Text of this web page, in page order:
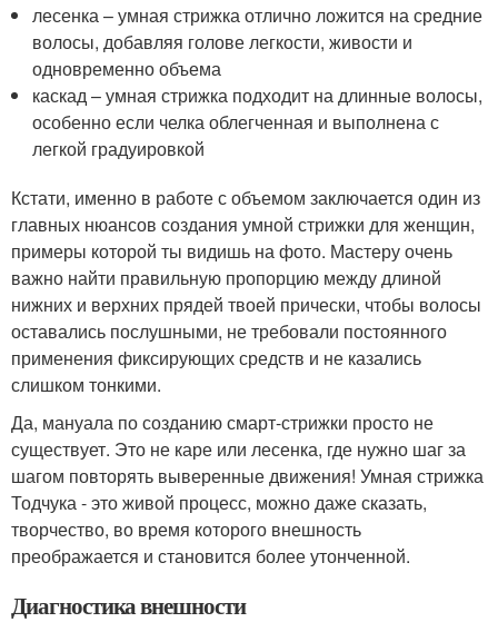
лесенка – умная стрижка отлично ложится на средние
волосы, добавляя голове легкости, живости и
одновременно объема
каскад – умная стрижка подходит на длинные волосы,
особенно если челка облегченная и выполнена с
легкой градуировкой
Кстати, именно в работе с объемом заключается один из
главных нюансов создания умной стрижки для женщин,
примеры которой ты видишь на фото. Мастеру очень
важно найти правильную пропорцию между длиной
нижних и верхних прядей твоей прически, чтобы волосы
оставались послушными, не требовали постоянного
применения фиксирующих средств и не казались
слишком тонкими.
Да, мануала по созданию смарт-стрижки просто не
существует. Это не каре или лесенка, где нужно шаг за
шагом повторять выверенные движения! Умная стрижка
Тодчука - это живой процесс, можно даже сказать,
творчество, во время которого внешность
преображается и становится более утонченной.
Диагностика внешности